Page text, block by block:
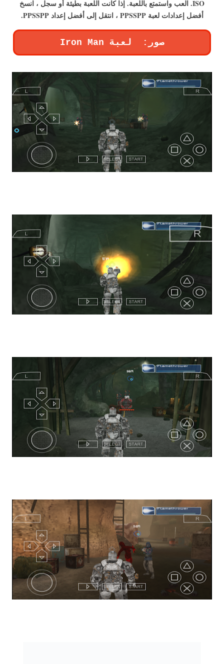
ISO. العب واستمتع باللعبة. إذا كانت اللعبة بطيئة أو سجل ، انسخ
أفضل إعدادات لعبة PPSSPP ، انتقل إلى أفضل إعداد PPSSPP.
صور: لعبة Iron Man